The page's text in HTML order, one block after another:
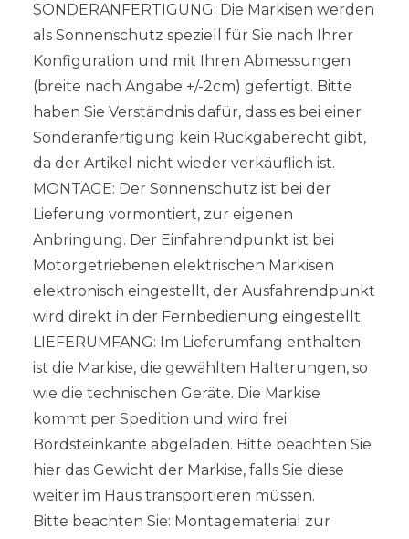
SONDERANFERTIGUNG: Die Markisen werden
als Sonnenschutz speziell für Sie nach Ihrer
Konfiguration und mit Ihren Abmessungen
(breite nach Angabe +/-2cm) gefertigt. Bitte
haben Sie Verständnis dafür, dass es bei einer
Sonderanfertigung kein Rückgaberecht gibt,
da der Artikel nicht wieder verkäuflich ist.
MONTAGE: Der Sonnenschutz ist bei der
Lieferung vormontiert, zur eigenen
Anbringung. Der Einfahrendpunkt ist bei
Motorgetriebenen elektrischen Markisen
elektronisch eingestellt, der Ausfahrendpunkt
wird direkt in der Fernbedienung eingestellt.
LIEFERUMFANG: Im Lieferumfang enthalten
ist die Markise, die gewählten Halterungen, so
wie die technischen Geräte. Die Markise
kommt per Spedition und wird frei
Bordsteinkante abgeladen. Bitte beachten Sie
hier das Gewicht der Markise, falls Sie diese
weiter im Haus transportieren müssen.
Bitte beachten Sie: Montagematerial zur